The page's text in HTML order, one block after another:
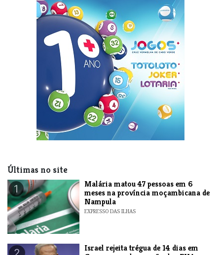
Últimas no site
1
​Malária matou 47 pessoas em 6
meses na província moçambicana de
Nampula
EXPRESSO DAS ILHAS
​Israel rejeita trégua de 14 dias em